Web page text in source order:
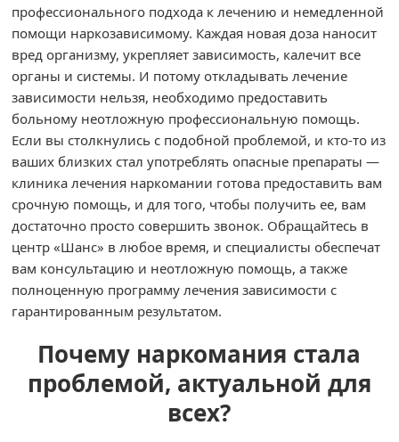
профессионального подхода к лечению и немедленной
помощи наркозависимому. Каждая новая доза наносит
вред организму, укрепляет зависимость, калечит все
органы и системы. И потому откладывать лечение
зависимости нельзя, необходимо предоставить
больному неотложную профессиональную помощь.
Если вы столкнулись с подобной проблемой, и кто-то из
ваших близких стал употреблять опасные препараты —
клиника лечения наркомании готова предоставить вам
срочную помощь, и для того, чтобы получить ее, вам
достаточно просто совершить звонок. Обращайтесь в
центр «Шанс» в любое время, и специалисты обеспечат
вам консультацию и неотложную помощь, а также
полноценную программу лечения зависимости с
гарантированным результатом.
Почему наркомания стала
проблемой, актуальной для
всех?